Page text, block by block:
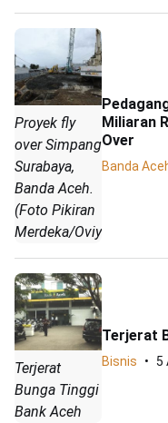
Proyek fly
over Simpang
Surabaya,
Banda Aceh.
(Foto Pikiran
Merdeka/Oviyandi)
Miliaran
Over
Banda
Terjerat
Bunga Tinggi
Bank Aceh
Terjerat
Bisnis 5